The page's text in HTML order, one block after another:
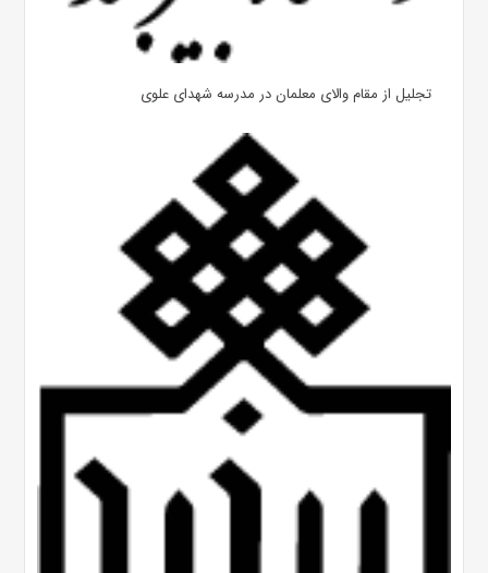
تجلیل از مقام والای معلمان در مدرسه شهدای علوی